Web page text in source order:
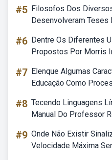
#5 Filosofos Dos
Desenvolveram Teses
#6 Dentre Os Diferentes
Propostos Por Morris
#7 Elenque Algumas
Educação Como
#8 Tecendo Linguagens
Manual Do Professor
#9 Onde Não Existir
Velocidade Máxima